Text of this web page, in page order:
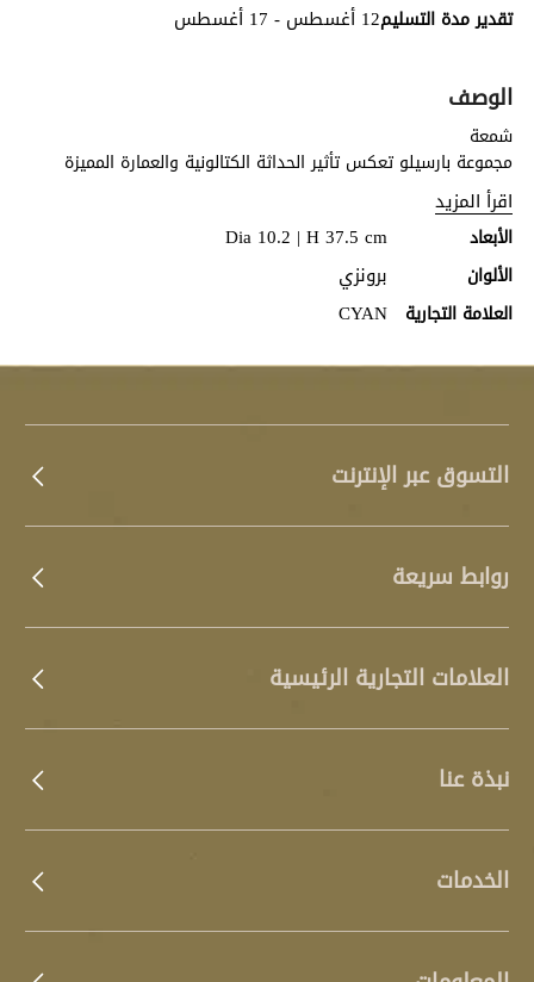
تقدير مدة التسليم12 أغسطس - 17 أغسطس
الوصف
شمعة
مجموعة بارسيلو تعكس تأثير الحداثة الكتالونية والعمارة المميزة
لمدينة برشلونة.
اقرأ المزيد
الأبعاد Dia 10.2 | H 37.5 cm
الألوان برونزي
العلامة التجارية CYAN
التسوق عبر الإنترنت
روابط سريعة
العلامات التجارية الرئيسية
نبذة عنا
الخدمات